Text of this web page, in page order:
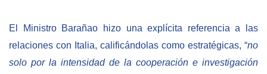
El Ministro Barañao hizo una explícita referencia a las
relaciones con Italia, calificándolas como estratégicas, “no
solo por la intensidad de la cooperación e investigación